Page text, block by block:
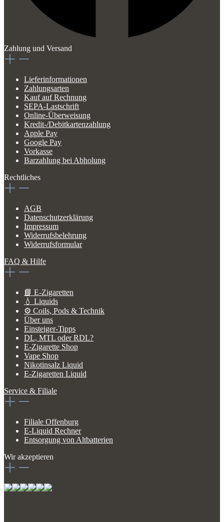
Zahlung und Versand
Lieferinformationen
Zahlungsarten
Kauf auf Rechnung
SEPA-Lastschrift
Online-Überweisung
Kredit-/Debitkartenzahlung
Apple Pay
Google Pay
Vorkasse
Barzahlung bei Abholung
Rechtliches
AGB
Datenschutzerklärung
Impressum
Widerrufsbelehrung
Widerrufsformular
FAQ & Hilfe
📘 E-Zigaretten
💧 Liquids
⚙️ Coils, Pods & Technik
Über uns
Einsteiger-Tipps
DL, MTL oder RDL?
E-Zigarette Shop
Vape Shop
Nikotinsalz Liquid
E-Zigaretten Liquid
Service & Filiale
Filiale Offenburg
E-Liquid Rechner
Entsorgung von Altbatterien
Wir akzeptieren